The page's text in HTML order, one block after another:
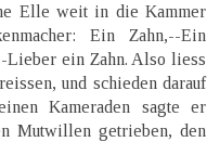
Elle weit in die Kammer
Ein Zahn,--Ein
Lieber ein Zahn. Also liess
und schieden darauf
Kameraden sagte er
Mutwillen getrieben, den